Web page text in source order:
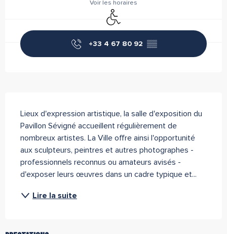
Voir les horaires
Accès handicapés
+33 4 67 80 92 ▒▒
Description
Lieux d'expression artistique, la salle d'exposition du
Pavillon Sévigné accueillent régulièrement de
nombreux artistes. La Ville offre ainsi l'opportunité
aux sculpteurs, peintres et autres photographes -
professionnels reconnus ou amateurs avisés -
d'exposer leurs œuvres dans un cadre typique et...
Lire la suite